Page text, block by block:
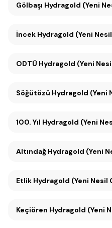
Gölbaşı Hydragold (Yeni
İncek Hydragold (Yeni Nesil
ODTÜ Hydragold (Yeni
Söğütözü Hydragold
100. Yıl Hydragold
Altındağ Hydragold (Yeni
Etlik Hydragold (Yeni Nesil
Keçiören Hydragold (Yeni